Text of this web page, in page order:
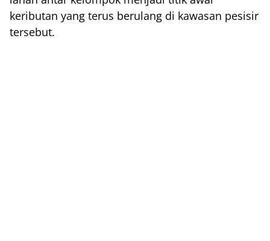
keributan yang terus berulang di kawasan pesisir
tersebut.